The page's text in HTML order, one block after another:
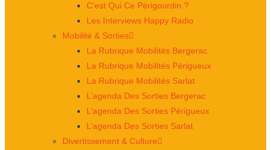
C’est Qui Ce Périgourdin ?
Les Interviews Happy Radio
Mobilité & Sorties
La Rubrique Mobilités Bergerac
La Rubrique Mobilités Périgueux
La Rubrique Mobilités Sarlat
L’agenda Des Sorties Bergerac
L’agenda Des Sorties Périgueux
L’agenda Des Sorties Sarlat
Divertissement & Culture